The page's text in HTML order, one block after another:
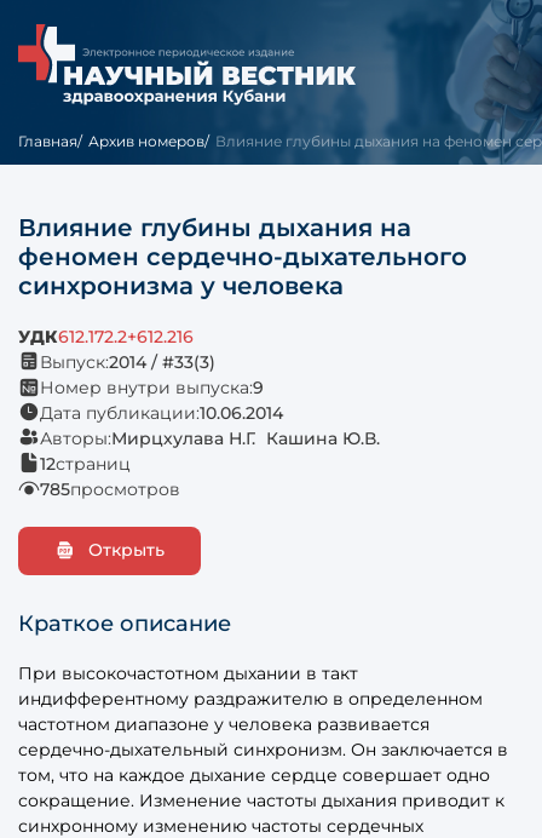
Главная Архив номеров Влияние глубины дыхания на феномен
Влияние глубины дыхания на
феномен сердечно-дыхательного
синхронизма у человека
УДК612.172.2+612.216
Выпуск:2014 / #33(3)
Номер внутри выпуска:9
Дата публикации:10.06.2014
Авторы:Мирцхулава Н.Г. Кашина Ю.В.
12страниц
785просмотров
Открыть
Краткое описание
При высокочастотном дыхании в такт
индифферентному раздражителю в определенном
частотном диапазоне у человека развивается
сердечно-дыхательный синхронизм. Он заключается в
том, что на каждое дыхание сердце совершает одно
сокращение. Изменение частоты дыхания приводит к
синхронному изменению частоты сердечных